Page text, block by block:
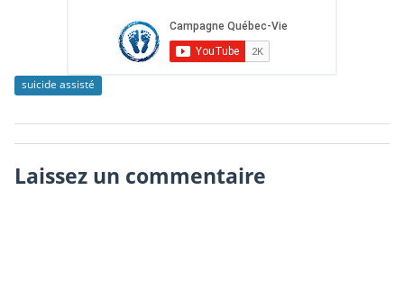
suicide assisté
Laissez un commentaire